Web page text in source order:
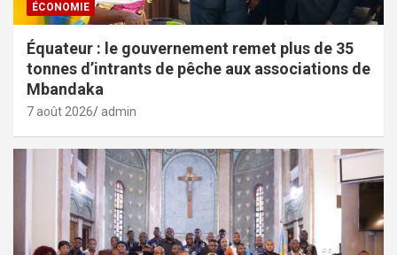
ÉCONOMIE
Équateur : le gouvernement remet plus de 35
tonnes d’intrants de pêche aux associations de
Mbandaka
7 août 2026 admin